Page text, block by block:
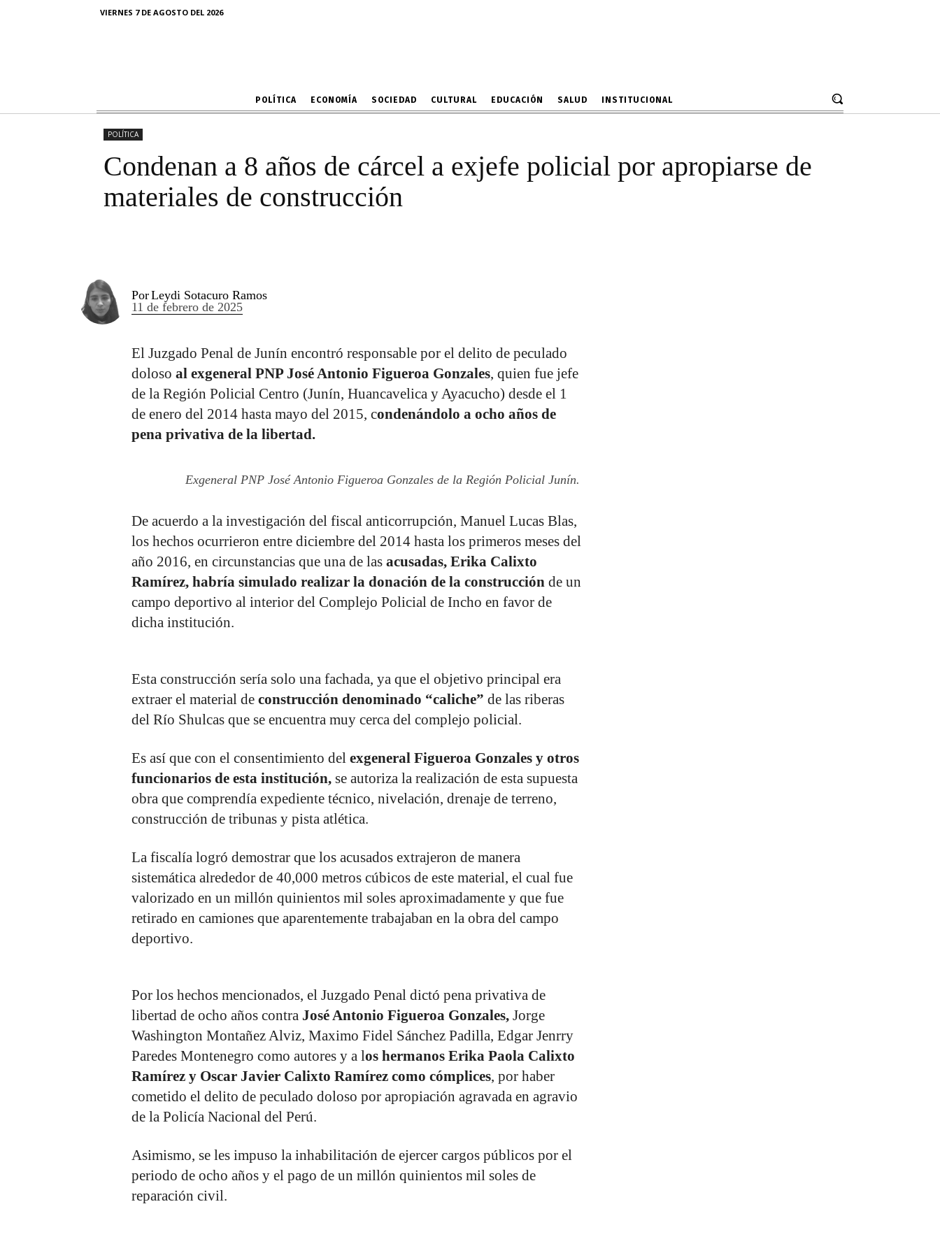
VIERNES 7 DE AGOSTO DEL 2026
POLÍTICA ECONOMÍA SOCIEDAD CULTURAL EDUCACIÓN SALUD INSTITUCIONAL
Condenan a 8 años de cárcel a exjefe policial por
POLÍTICA
Condenan a 8 años de cárcel a exjefe policial por apropiarse de
materiales de construcción
PorLeydi Sotacuro Ramos
11 de febrero de 2025
El Juzgado Penal de Junín encontró responsable por el delito de peculado
doloso al exgeneral PNP José Antonio Figueroa Gonzales, quien fue jefe
de la Región Policial Centro (Junín, Huancavelica y Ayacucho) desde el 1
de enero del 2014 hasta mayo del 2015, condenándolo a ocho años de
pena privativa de la libertad.
Exgeneral PNP José Antonio Figueroa Gonzales de la Región Policial Junín.
De acuerdo a la investigación del fiscal anticorrupción, Manuel Lucas Blas,
los hechos ocurrieron entre diciembre del 2014 hasta los primeros meses del
año 2016, en circunstancias que una de las acusadas, Erika Calixto
Ramírez, habría simulado realizar la donación de la construcción de un
campo deportivo al interior del Complejo Policial de Incho en favor de
dicha institución.
Esta construcción sería solo una fachada, ya que el objetivo principal era
extraer el material de construcción denominado “caliche” de las riberas
del Río Shulcas que se encuentra muy cerca del complejo policial.
Es así que con el consentimiento del exgeneral Figueroa Gonzales y otros
funcionarios de esta institución, se autoriza la realización de esta supuesta
obra que comprendía expediente técnico, nivelación, drenaje de terreno,
construcción de tribunas y pista atlética.
La fiscalía logró demostrar que los acusados extrajeron de manera
sistemática alrededor de 40,000 metros cúbicos de este material, el cual fue
valorizado en un millón quinientos mil soles aproximadamente y que fue
retirado en camiones que aparentemente trabajaban en la obra del campo
deportivo.
Por los hechos mencionados, el Juzgado Penal dictó pena privativa de
libertad de ocho años contra José Antonio Figueroa Gonzales, Jorge
Washington Montañez Alviz, Maximo Fidel Sánchez Padilla, Edgar Jenrry
Paredes Montenegro como autores y a los hermanos Erika Paola Calixto
Ramírez y Oscar Javier Calixto Ramírez como cómplices, por haber
cometido el delito de peculado doloso por apropiación agravada en agravio
de la Policía Nacional del Perú.
Asimismo, se les impuso la inhabilitación de ejercer cargos públicos por el
periodo de ocho años y el pago de un millón quinientos mil soles de
reparación civil.